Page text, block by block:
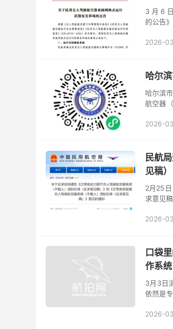
3 月 6
的公告
2026-
哈尔
哈尔滨
航空器
2026-
民航
见稿）
2月25
求意见
2026-
口袋
作系统
3月3日
依然是
2026-